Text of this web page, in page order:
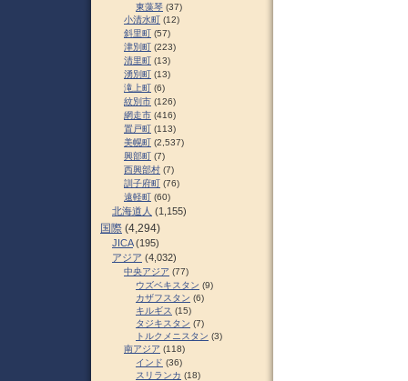
東藻琴 (37)
小清水町 (12)
斜里町 (57)
津別町 (223)
清里町 (13)
湧別町 (13)
滝上町 (6)
紋別市 (126)
網走市 (416)
置戸町 (113)
美幌町 (2,537)
興部町 (7)
西興部村 (7)
訓子府町 (76)
遠軽町 (60)
北海道人 (1,155)
国際 (4,294)
JICA(195)
アジア (4,032)
中央アジア (77)
ウズベキスタン (9)
カザフスタン (6)
キルギス (15)
タジキスタン (7)
トルクメニスタン (3)
南アジア (118)
インド (36)
スリランカ (18)